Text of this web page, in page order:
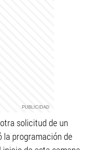
solicitud de un
programación de